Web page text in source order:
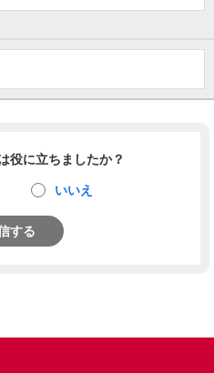
役に立ちましたか？
いいえ
する